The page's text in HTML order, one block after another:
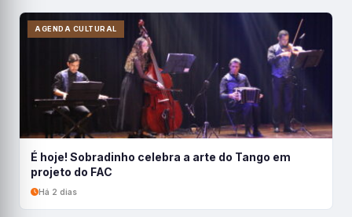
AGENDA CULTURAL
É hoje! Sobradinho celebra a arte do Tango em
projeto do FAC
Há 2 dias